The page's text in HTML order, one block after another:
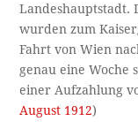
Landeshauptstadt.
wurden zum
Fahrt von Wien
genau eine Woche
einer Aufzahlung
August 1912)